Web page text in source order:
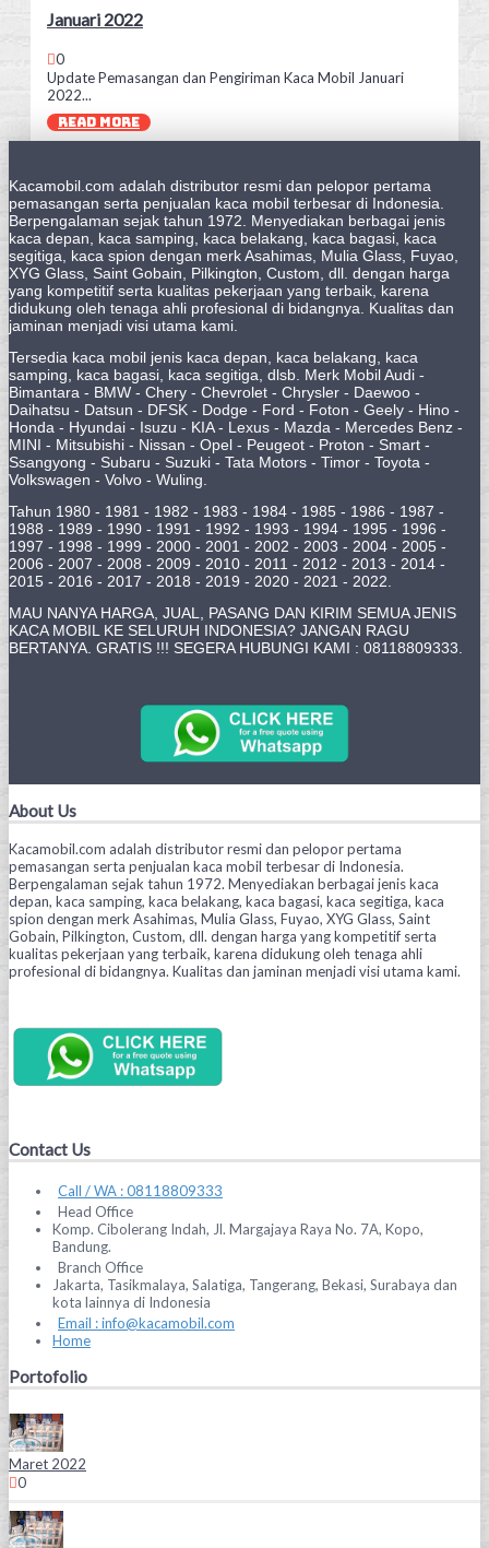
Januari 2022
0
Update Pemasangan dan Pengiriman Kaca Mobil Januari
2022...
READ MORE
Kacamobil.com adalah distributor resmi dan pelopor pertama
pemasangan serta penjualan kaca mobil terbesar di Indonesia.
Berpengalaman sejak tahun 1972. Menyediakan berbagai jenis
kaca depan, kaca samping, kaca belakang, kaca bagasi, kaca
segitiga, kaca spion dengan merk Asahimas, Mulia Glass, Fuyao,
XYG Glass, Saint Gobain, Pilkington, Custom, dll. dengan harga
yang kompetitif serta kualitas pekerjaan yang terbaik, karena
didukung oleh tenaga ahli profesional di bidangnya. Kualitas dan
jaminan menjadi visi utama kami.
Tersedia kaca mobil jenis kaca depan, kaca belakang, kaca
samping, kaca bagasi, kaca segitiga, dlsb. Merk Mobil Audi -
Bimantara - BMW - Chery - Chevrolet - Chrysler - Daewoo -
Daihatsu - Datsun - DFSK - Dodge - Ford - Foton - Geely - Hino -
Honda - Hyundai - Isuzu - KIA - Lexus - Mazda - Mercedes Benz -
MINI - Mitsubishi - Nissan - Opel - Peugeot - Proton - Smart -
Ssangyong - Subaru - Suzuki - Tata Motors - Timor - Toyota -
Volkswagen - Volvo - Wuling.
Tahun 1980 - 1981 - 1982 - 1983 - 1984 - 1985 - 1986 - 1987 -
1988 - 1989 - 1990 - 1991 - 1992 - 1993 - 1994 - 1995 - 1996 -
1997 - 1998 - 1999 - 2000 - 2001 - 2002 - 2003 - 2004 - 2005 -
2006 - 2007 - 2008 - 2009 - 2010 - 2011 - 2012 - 2013 - 2014 -
2015 - 2016 - 2017 - 2018 - 2019 - 2020 - 2021 - 2022.
MAU NANYA HARGA, JUAL, PASANG DAN KIRIM SEMUA JENIS
KACA MOBIL KE SELURUH INDONESIA? JANGAN RAGU
BERTANYA. GRATIS !!! SEGERA HUBUNGI KAMI : 08118809333.
About Us
Kacamobil.com adalah distributor resmi dan pelopor pertama
pemasangan serta penjualan kaca mobil terbesar di Indonesia.
Berpengalaman sejak tahun 1972. Menyediakan berbagai jenis kaca
depan, kaca samping, kaca belakang, kaca bagasi, kaca segitiga, kaca
spion dengan merk Asahimas, Mulia Glass, Fuyao, XYG Glass, Saint
Gobain, Pilkington, Custom, dll. dengan harga yang kompetitif serta
kualitas pekerjaan yang terbaik, karena didukung oleh tenaga ahli
profesional di bidangnya. Kualitas dan jaminan menjadi visi utama kami.
Contact Us
Call / WA : 08118809333
Head Office
Komp. Cibolerang Indah, Jl. Margajaya Raya No. 7A, Kopo,
Bandung.
Branch Office
Jakarta, Tasikmalaya, Salatiga, Tangerang, Bekasi, Surabaya dan
kota lainnya di Indonesia
Email : info@kacamobil.com
Home
Portofolio
Maret 2022
0